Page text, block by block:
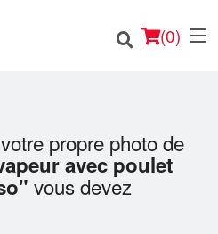
(0)
propre photo de
avec poulet
vous devez